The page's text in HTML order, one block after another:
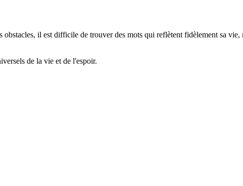
il est difficile de trouver des mots qui reflètent fidèlement sa vie,
de la vie et de l'espoir.